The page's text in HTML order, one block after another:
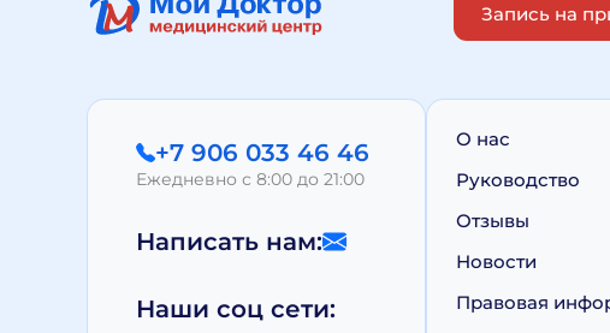
Запись на
+7 906 033 46 46
Ежедневно с 8:00 до 21:00
Написать нам:
Наши соц сети:
О нас
Руководство
Отзывы
Новости
Правовая